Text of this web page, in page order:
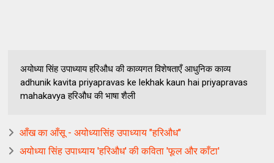
अयोध्या सिंह उपाध्याय हरिऔध की काव्यगत विशेषताएँ आधुनिक काव्य
adhunik kavita priyapravas ke lekhak kaun hai priyapravas
mahakavya हरिऔध की भाषा शैली
आँख का आँसू - अयोध्यासिंह उपाध्याय "हरिऔध"
अयोध्या सिंह उपाध्याय 'हरिऔध' की कविता 'फूल और काँटा'